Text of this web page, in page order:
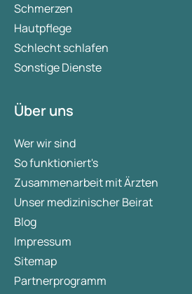
Schmerzen
Hautpflege
Schlecht schlafen
Sonstige Dienste
Über uns
Wer wir sind
So funktioniert's
Zusammenarbeit mit Ärzten
Unser medizinischer Beirat
Blog
Impressum
Sitemap
Partnerprogramm